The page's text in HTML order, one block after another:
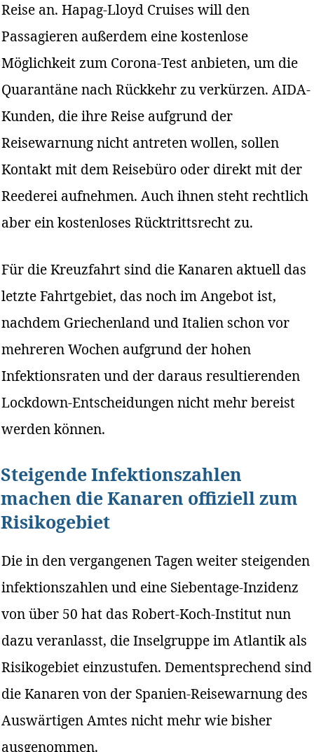
Reise an. Hapag-Lloyd Cruises will den
Passagieren außerdem eine kostenlose
Möglichkeit zum Corona-Test anbieten, um die
Quarantäne nach Rückkehr zu verkürzen. AIDA-
Kunden, die ihre Reise aufgrund der
Reisewarnung nicht antreten wollen, sollen
Kontakt mit dem Reisebüro oder direkt mit der
Reederei aufnehmen. Auch ihnen steht rechtlich
aber ein kostenloses Rücktrittsrecht zu.
Für die Kreuzfahrt sind die Kanaren aktuell das
letzte Fahrtgebiet, das noch im Angebot ist,
nachdem Griechenland und Italien schon vor
mehreren Wochen aufgrund der hohen
Infektionsraten und der daraus resultierenden
Lockdown-Entscheidungen nicht mehr bereist
werden können.
Steigende Infektionszahlen
machen die Kanaren offiziell zum
Risikogebiet
Die in den vergangenen Tagen weiter steigenden
infektionszahlen und eine Siebentage-Inzidenz
von über 50 hat das Robert-Koch-Institut nun
dazu veranlasst, die Inselgruppe im Atlantik als
Risikogebiet einzustufen. Dementsprechend sind
die Kanaren von der Spanien-Reisewarnung des
Auswärtigen Amtes nicht mehr wie bisher
ausgenommen.